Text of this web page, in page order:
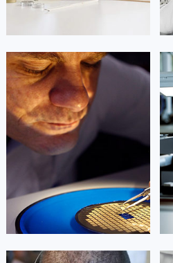
凯罗尔·切尔西
资深积家技师
是积家售后服务中心
(积家保养中心)
的高级技师之一
Beijing Jaeger Maintain center
北京积家维修